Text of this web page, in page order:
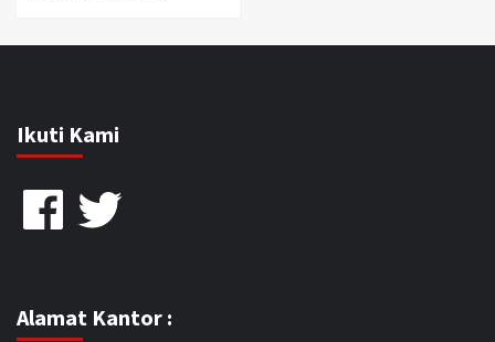
Ikuti Kami
FacebookTwitter
Alamat Kantor :